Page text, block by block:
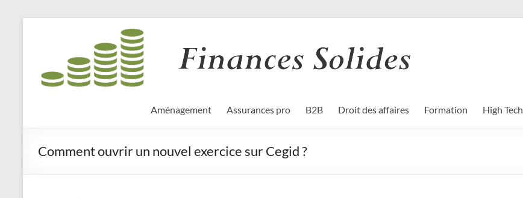
Finances
Solides
Aménagement Assurances pro B2B Droit des affaires Formation High Tech
Comment ouvrir un nouvel exercice sur Cegid ?